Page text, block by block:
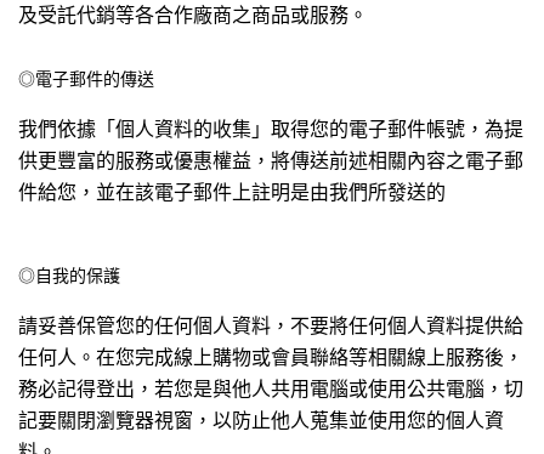
及受託代銷等各合作廠商之商品或服務。
◎電子郵件的傳送
我們依據「個人資料的收集」取得您的電子郵件帳號，為提
供更豐富的服務或優惠權益，將傳送前述相關內容之電子郵
件給您，並在該電子郵件上註明是由我們所發送的
◎自我的保護
請妥善保管您的任何個人資料，不要將任何個人資料提供給
任何人。在您完成線上購物或會員聯絡等相關線上服務後，
務必記得登出，若您是與他人共用電腦或使用公共電腦，切
記要關閉瀏覽器視窗，以防止他人蒐集並使用您的個人資